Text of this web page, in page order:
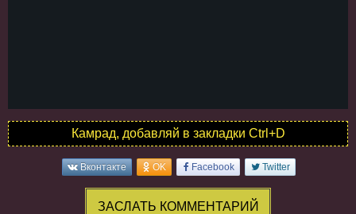
Камрад, добавляй в закладки Ctrl+D
Вконтакте OK Facebook Twitter
ЗАСЛАТЬ КОММЕНТАРИЙ